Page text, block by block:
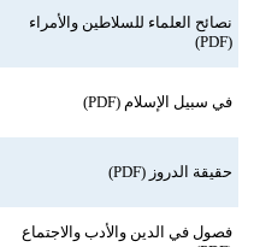
نصائح العلماء للسلاطين والأمراء
(PDF)
في سبيل الإسلام (PDF)
حقيقة الدروز (PDF)
فصول في الدين والأدب والاجتماع